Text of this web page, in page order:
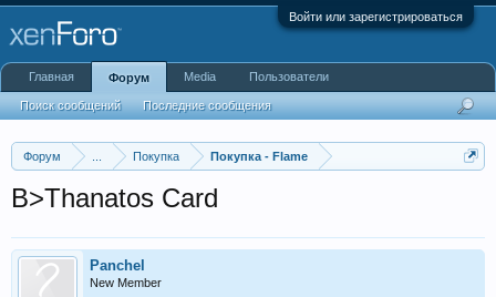
Войти или зарегистрироваться
Форум Покупка Покупка - Flame
B>Thanatos Card
Panchel
New Member
Главная Форум
Поиск сообщений Последние сообщения
Media Пользователи